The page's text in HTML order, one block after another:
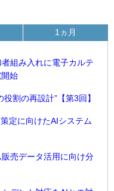
組み入れに電子カルテ
始
割の再設計”【第3回】
定に向けたAIシステム
売データ活用に向け分
1ヵ月